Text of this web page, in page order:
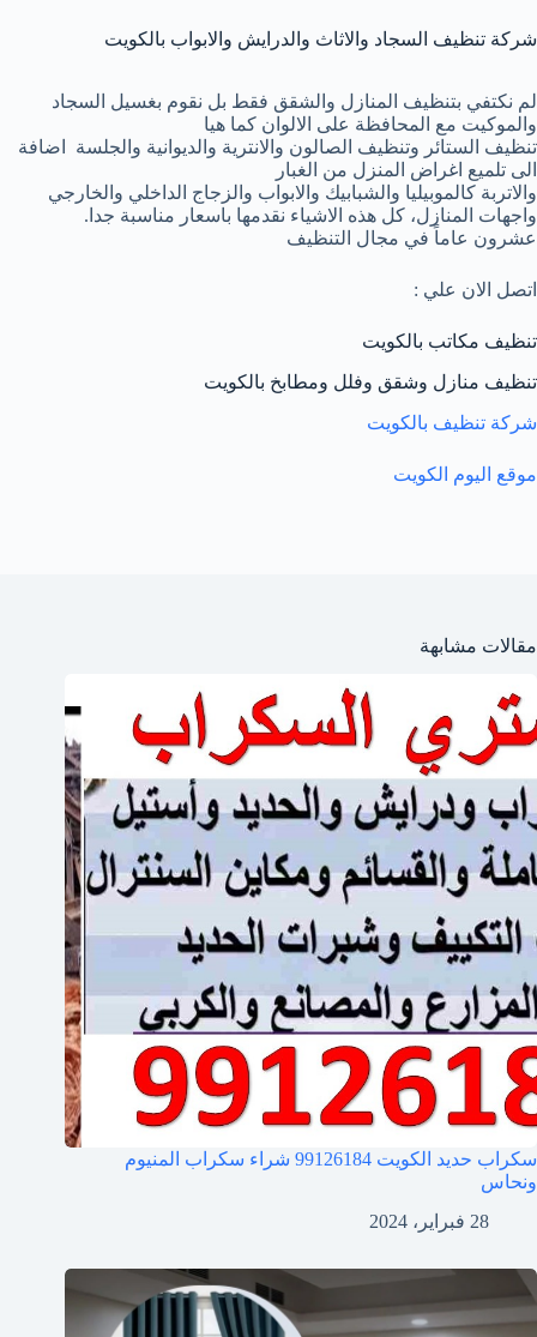
شركة تنظيف السجاد والاثاث والدرايش والابواب بالكويت
لم نكتفي بتنظيف المنازل والشقق فقط بل نقوم بغسيل السجاد
والموكيت مع المحافظة على الالوان كما هيا
تنظيف الستائر وتنظيف الصالون والانترية والديوانية والجلسة اضافة
الى تلميع اغراض المنزل من الغبار
والاتربة كالموبيليا والشبابيك والابواب والزجاج الداخلي والخارجي
واجهات المنازل، كل هذه الاشياء نقدمها باسعار مناسبة جدا.
عشرون عاماً في مجال التنظيف
اتصل الان علي :
تنظيف مكاتب بالكويت
تنظيف منازل وشقق وفلل ومطابخ بالكويت
شركة تنظيف بالكويت
موقع اليوم الكويت
مقالات مشابهة
سكراب حديد الكويت 99126184 شراء سكراب المنيوم
ونحاس
28 فبراير، 2024